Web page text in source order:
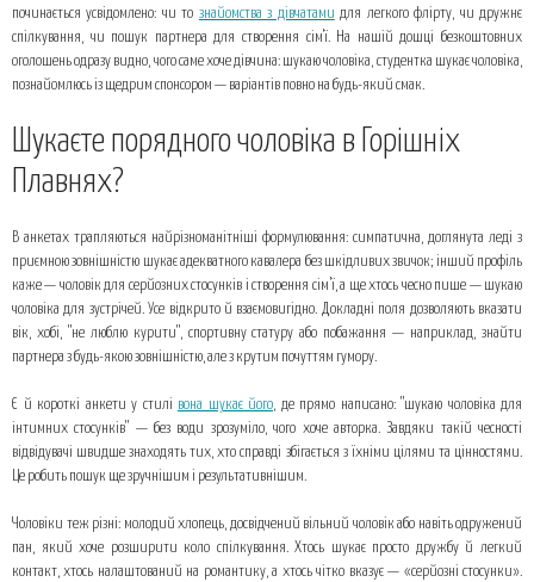
стабільних стосунків
Топ 3 поради від нас:
починається усвідомлено: чи то знайомства з дівчатами для легкого флірту, чи дружнє
спілкування, чи пошук партнера для створення сім'ї. На нашій дошці безкоштовних
оголошень одразу видно, чого саме хоче дівчина: шукаю чоловіка, студентка шукає чоловіка,
познайомлюсь із щедрим спонсором — варіантів повно на будь-який смак.
Шукаєте порядного чоловіка в Горішніх
Плавнях?
В анкетах трапляються найрізноманітніші формулювання: симпатична, доглянута леді з
приємною зовнішністю шукає адекватного кавалера без шкідливих звичок; інший профіль
каже — чоловік для серйозних стосунків і створення сім’ї, а ще хтось чесно пише — шукаю
чоловіка для зустрічей. Усе відкрито й взаємовигідно. Докладні поля дозволяють вказати
вік, хобі, "не люблю курити", спортивну статуру або побажання — наприклад, знайти
партнера з будь-якою зовнішністю, але з крутим почуттям гумору.
Є й короткі анкети у стилі вона шукає його, де прямо написано: "шукаю чоловіка для
інтимних стосунків" — без води зрозуміло, чого хоче авторка. Завдяки такій чесності
відвідувачі швидше знаходять тих, хто справді збігається з їхніми цілями та цінностями.
Це робить пошук ще зручнішим і результативнішим.
Чоловіки теж різні: молодий хлопець, досвідчений вільний чоловік або навіть одружений
пан, який хоче розширити коло спілкування. Хтось шукає просто дружбу й легкий
контакт, хтось налаштований на романтику, а хтось чітко вказує — «серйозні стосунки».